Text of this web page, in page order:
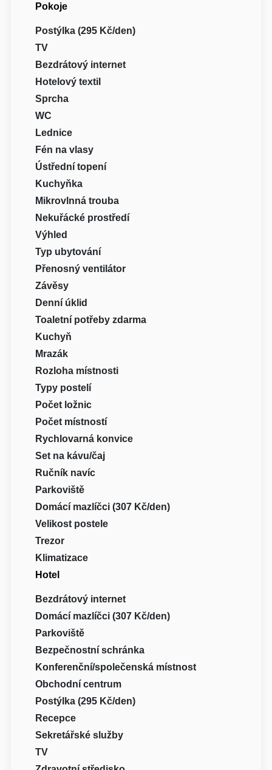
Pokoje
Postýlka (295 Kč/den)
TV
Bezdrátový internet
Hotelový textil
Sprcha
WC
Lednice
Fén na vlasy
Ústřední topení
Kuchyňka
Mikrovlnná trouba
Nekuřácké prostředí
Výhled
Typ ubytování
Přenosný ventilátor
Závěsy
Denní úklid
Toaletní potřeby zdarma
Kuchyň
Mrazák
Rozloha místnosti
Typy postelí
Počet ložnic
Počet místností
Rychlovarná konvice
Set na kávu/čaj
Ručník navíc
Parkoviště
Domácí mazlíčci (307 Kč/den)
Velikost postele
Trezor
Klimatizace
Hotel
Bezdrátový internet
Domácí mazlíčci (307 Kč/den)
Parkoviště
Bezpečnostní schránka
Konferenční/společenská místnost
Obchodní centrum
Postýlka (295 Kč/den)
Recepce
Sekretářské služby
TV